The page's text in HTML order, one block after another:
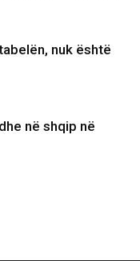
nuk është
në shqip në